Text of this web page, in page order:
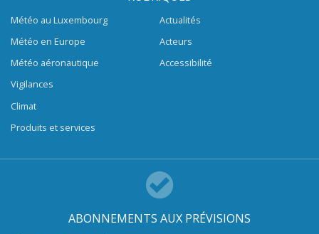
Météo au Luxembourg
Météo en Europe
Météo aéronautique
Vigilances
Climat
Produits et services
Actualités
Acteurs
Accessibilité
ABONNEMENTS AUX PRÉVISIONS